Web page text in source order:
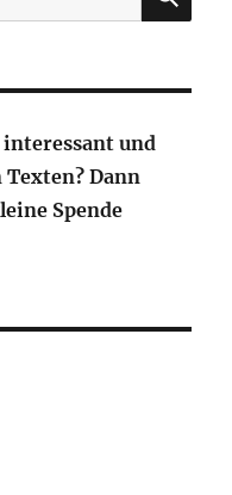
und
Dann
Spende